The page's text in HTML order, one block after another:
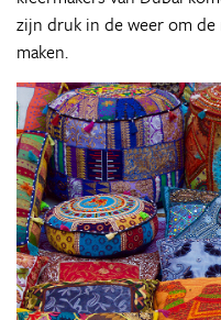
zijn druk in de weer om
maken.